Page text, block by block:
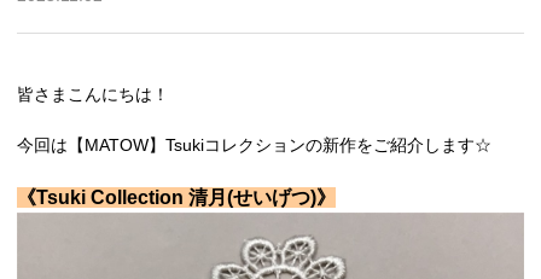
皆さまこんにちは！
今回は【MATOW】Tsukiコレクションの新作をご紹介します☆
《Tsuki Collection 清月(せいげつ)》